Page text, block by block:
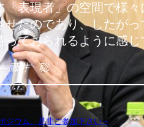
表現者」の空間で様
たのであり、したが
ておられるように感じ
藤井 聡
ジウム、是非ご参加下さい～